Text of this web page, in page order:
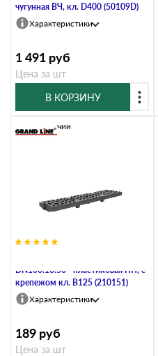
чугунная ВЧ, кл. D400 (50109D)
Характеристики
1 491 руб
Цена за шт
В КОРЗИНУ
DN100.13.50 - пластиковая ПП, с
крепежом кл. B125 (210151)
В наличии
Характеристики
189 руб
Цена за шт